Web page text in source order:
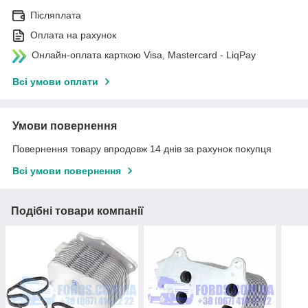
Післяплата
Оплата на рахунок
Онлайн-оплата карткою Visa, Mastercard - LiqPay
Всі умови оплати
Умови повернення
Повернення товару впродовж 14 днів за рахунок покупця
Всі умови повернення
Подібні товари компанії